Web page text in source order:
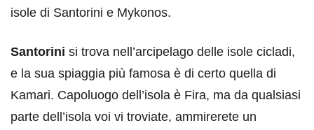
isole di Santorini e Mykonos.
Santorini si trova nell’arcipelago delle isole cicladi,
e la sua spiaggia più famosa è di certo quella di
Kamari. Capoluogo dell’isola è Fira, ma da qualsiasi
parte dell’isola voi vi troviate, ammirerete un